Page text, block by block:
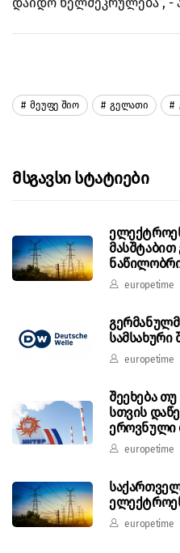
Მეუფე Შიო Გელათი
Მსგავსი Სტატიები
მასშტაბით
europetime
სამსახური
europetime
შეეხება
სთვის
ეროვნული
europetime
europetime